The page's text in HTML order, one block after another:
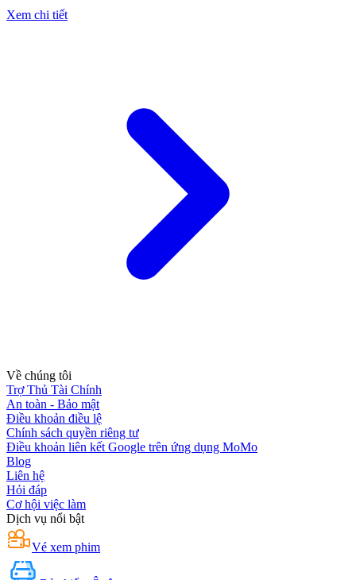
Xem chi tiết
Về chúng tôi
Trợ Thủ Tài Chính
An toàn - Bảo mật
Điều khoản điều lệ
Chính sách quyền riêng tư
Điều khoản liên kết Google trên ứng dụng MoMo
Blog
Liên hệ
Hỏi đáp
Cơ hội việc làm
Dịch vụ nổi bật
Vé xem phim